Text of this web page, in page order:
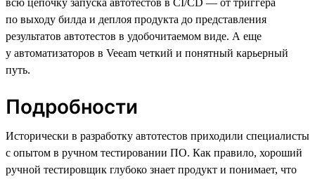
по выходу билда и деплоя продукта до представления
результатов автотестов в удобочитаемом виде. А еще
у автоматизаторов в Veeam четкий и понятный карьерный
путь.
Подробности
Исторически в разработку автотестов приходили специалисты
с опытом в ручном тестировании ПО. Как правило, хороший
ручной тестировщик глубоко знает продукт и понимает, что